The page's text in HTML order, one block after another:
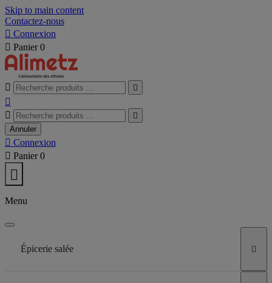
Skip to main content
Contactez-nous
 Connexion
 Panier 0
 



Annuler
 Connexion
 Panier 0

Menu
Épicerie salée 